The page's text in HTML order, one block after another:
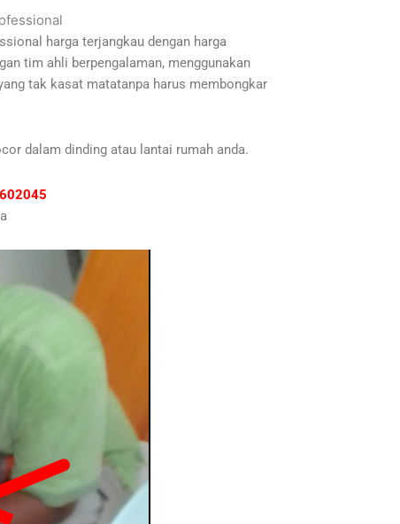
harga terjangkau dengan harga
tim ahli berpengalaman, menggunakan
tak kasat matatanpa harus membongkar
dalam dinding atau lantai rumah anda.